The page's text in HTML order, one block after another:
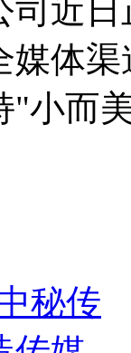
近
媒体
"小而